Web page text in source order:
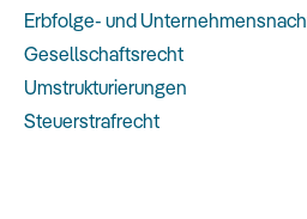
Erbfolge- und
Gesellschaftsrecht
Umstrukturierungen
Steuerstrafrecht